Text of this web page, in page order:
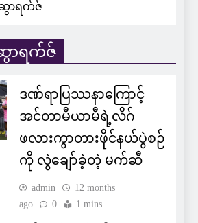
ာရက်ဇ်
ာရက်ဇ်
ဒဏ်ရာပြဿနာကြောင့်
အင်တာမီယာမီရဲ့လိဂ်
ဖလားကွာတားဖိုင်နယ်ပွဲစဉ်
ကို လွဲချော်ခဲ့တဲ့ မက်ဆီ
admin
12 months
ago
0 1 mins